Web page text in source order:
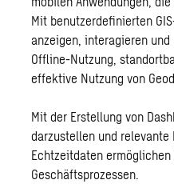
Mit benutzerdefinierten
anzeigen, interagieren
Offline-Nutzung,
effektive Nutzung von
Mit der Erstellung von
darzustellen und
Echtzeitdaten
Geschäftsprozessen.